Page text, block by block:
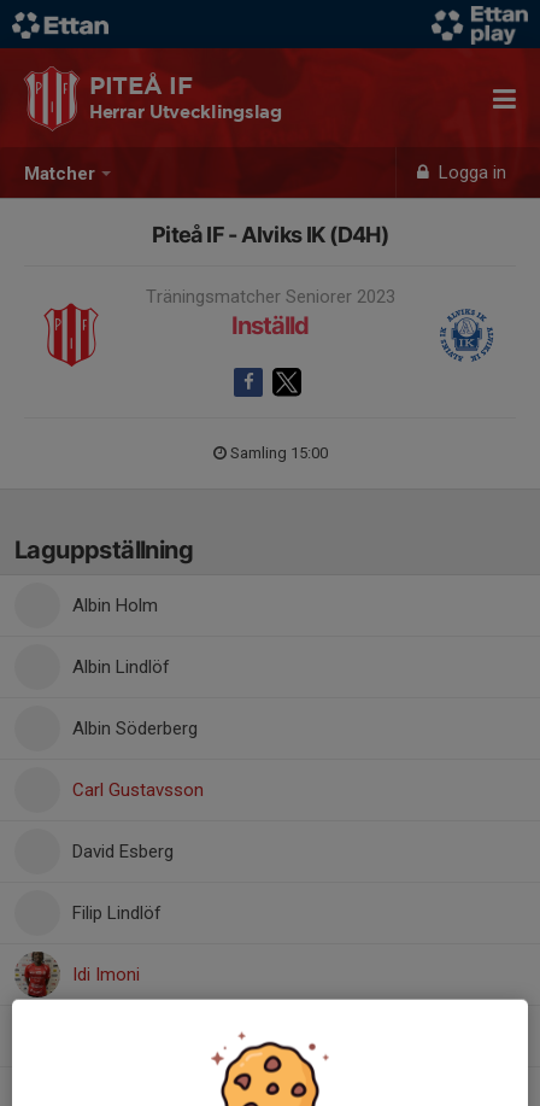
Matcher Logga in
PITEÅ IF
Herrar Utvecklingslag
Piteå IF - Alviks IK (D4H)
Träningsmatcher Seniorer 2023
Inställd
Samling 15:00
Laguppställning
Albin Holm
Albin Lindlöf
Albin Söderberg
Carl Gustavsson
David Esberg
Filip Lindlöf
Idi Imoni
Julius Flahn Forssén